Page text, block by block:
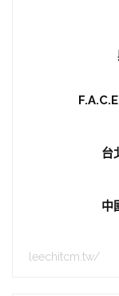
台
中
leechitcm.tw/